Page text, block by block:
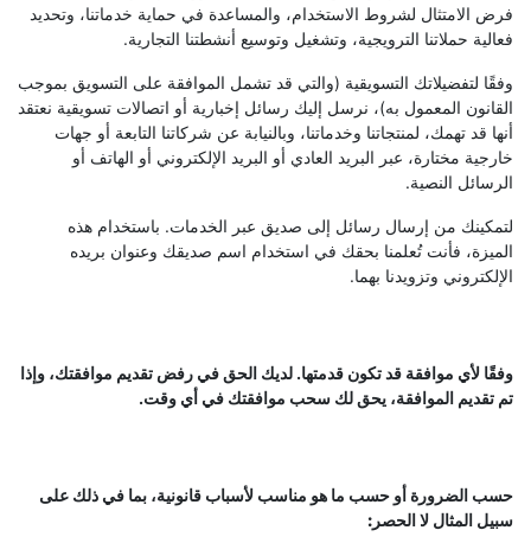
فرض الامتثال لشروط الاستخدام، والمساعدة في حماية خدماتنا، وتحديد
فعالية حملاتنا الترويجية، وتشغيل وتوسيع أنشطتنا التجارية.
وفقًا لتفضيلاتك التسويقية (والتي قد تشمل الموافقة على التسويق بموجب
القانون المعمول به)، نرسل إليك رسائل إخبارية أو اتصالات تسويقية نعتقد
أنها قد تهمك، لمنتجاتنا وخدماتنا، وبالنيابة عن شركاتنا التابعة أو جهات
خارجية مختارة، عبر البريد العادي أو البريد الإلكتروني أو الهاتف أو
الرسائل النصية.
لتمكينك من إرسال رسائل إلى صديق عبر الخدمات. باستخدام هذه
الميزة، فأنت تُعلمنا بحقك في استخدام اسم صديقك وعنوان بريده
الإلكتروني وتزويدنا بهما.
وفقًا لأي موافقة قد تكون قدمتها. لديك الحق في رفض تقديم موافقتك، وإذا
تم تقديم الموافقة، يحق لك سحب موافقتك في أي وقت.
حسب الضرورة أو حسب ما هو مناسب لأسباب قانونية، بما في ذلك على
سبيل المثال لا الحصر: